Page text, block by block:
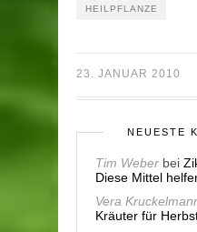
HEILPFLANZE
23. JANUAR 2010
NEUESTE
Tim Weber bei
Diese Mittel
Vera
Kräuter für